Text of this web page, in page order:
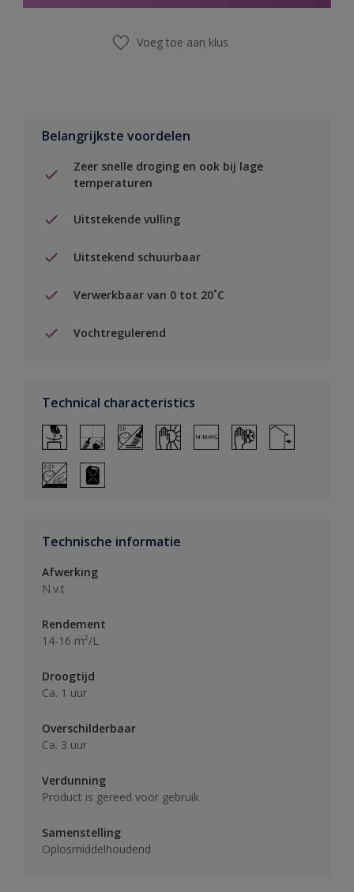
Voeg toe aan klus
Belangrijkste voordelen
Zeer snelle droging en ook bij lage
temperaturen
Uitstekende vulling
Uitstekend schuurbaar
Verwerkbaar van 0 tot 20˚C
Vochtregulerend
Technical characteristics
Technische informatie
Afwerking
N.v.t
Rendement
14-16 m²/L
Droogtijd
Ca. 1 uur
Overschilderbaar
Ca. 3 uur
Verdunning
Product is gereed voor gebruik
Samenstelling
Oplosmiddelhoudend